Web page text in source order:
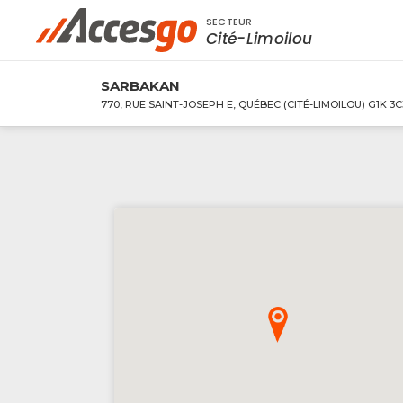
Rechercher à proximité - Entreprise /
SECTEUR
Cité-Limoilou
SARBAKAN
770, RUE SAINT-JOSEPH E, QUÉBEC (CITÉ-LIMOILOU) G1K